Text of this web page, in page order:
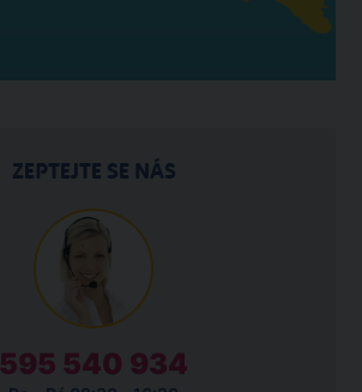
ZEPTEJTE SE NÁS
595 540 934